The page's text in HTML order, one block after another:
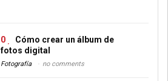
0
Cómo crear un álbum de
fotos digital
Fotografía no comments